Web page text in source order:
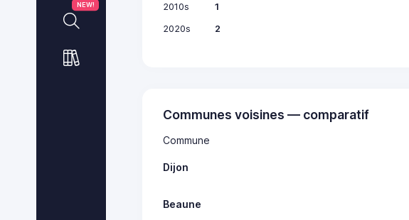
NEW!
2010s
1
2020s
2
Communes voisines — comparatif
Commune
Dijon
Beaune